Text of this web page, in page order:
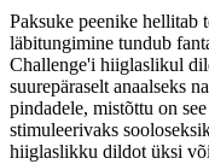
Paksuke peenike hellitab
läbitungimine tundub
Challenge'i hiiglaslikul
suurepäraselt anaalseks
pindadele, mistõttu on
stimuleerivaks
hiiglaslikku dildot üksi